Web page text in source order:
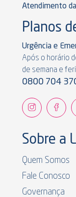
Atendimento
Planos
Urgência e
Após o horário
de semana e
0800 704
Sobre a
Quem Somos
Fale Conosco
Governança